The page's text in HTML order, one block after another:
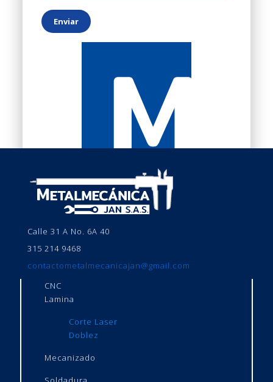
Calle 31 A No. 6A 40
315 214 9468
contactometalmecanicajan@gmail.com
CNC
Lamina
Corte Laser
Doblez
Mecanizado